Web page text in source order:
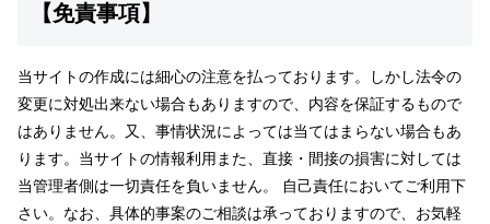
【免責事項】
当サイトの作成には細心の注意を払っております。しかし法令の
変更に対処出来ない場合もありますので、内容を保証するもので
はありません。又、事情状況によっては当てはまらない場合もあ
ります。当サイトの情報利用また、直接・間接の損害に対しては
当管理者側は一切責任を負いません。 自己責任においてご利用下
さい。なお、具体的事案のご相談は承っておりますので、お気軽